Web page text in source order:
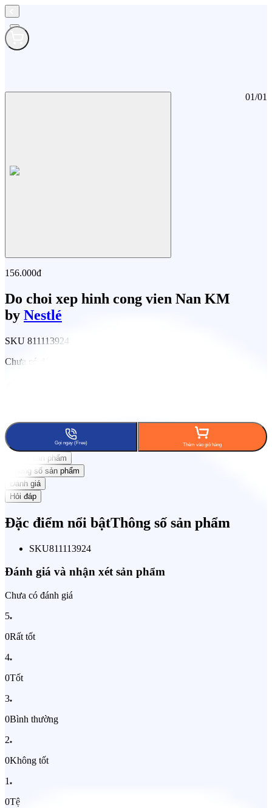
01/01
156.000đ
Do choi xep hinh cong vien Nan KM
by Nestlé
SKU 811113924
Chưa có đánh giá
Gọi ngay (Free) Thêm vào giỏ hàng
Mô tả sản phẩm
Thông số sản phẩm
Đánh giá
Hỏi đáp
Đặc điểm nổi bậtThông số sản phẩm
SKU811113924
Đánh giá và nhận xét sản phẩm
Chưa có đánh giá
5
0Rất tốt
4
0Tốt
3
0Bình thường
2
0Không tốt
1
0Tệ